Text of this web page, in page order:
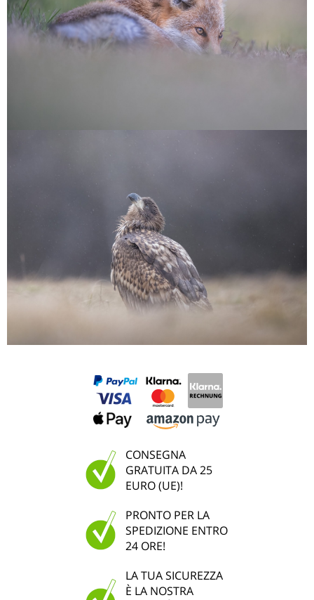
CONSEGNA
GRATUITA DA 25
EURO (UE)!
PRONTO PER LA
SPEDIZIONE ENTRO
24 ORE!
LA TUA SICUREZZA
È LA NOSTRA